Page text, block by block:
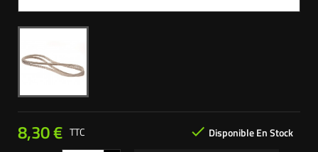
8,30 €  Disponible En Stock
TTC